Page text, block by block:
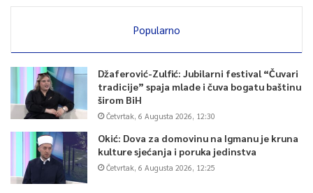
Popularno
Džaferović-Zulfić: Jubilarni festival “Čuvari
tradicije” spaja mlade i čuva bogatu baštinu
širom BiH
Četvrtak, 6 Augusta 2026, 12:30
Okić: Dova za domovinu na Igmanu je kruna
kulture sjećanja i poruka jedinstva
Četvrtak, 6 Augusta 2026, 12:25